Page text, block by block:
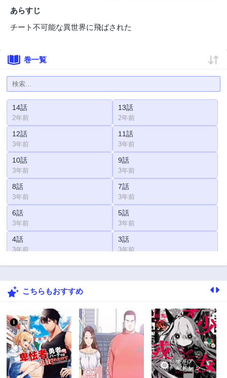
あらすじ
チート不可能な異世界に飛ばされた
巻一覧
14話
2年前
13話
2年前
12話
3年前
11話
3年前
10話
3年前
9話
3年前
8話
3年前
7話
3年前
6話
3年前
5話
3年前
4話
3年前
3話
3年前
2話 1話
こちらもおすすめ